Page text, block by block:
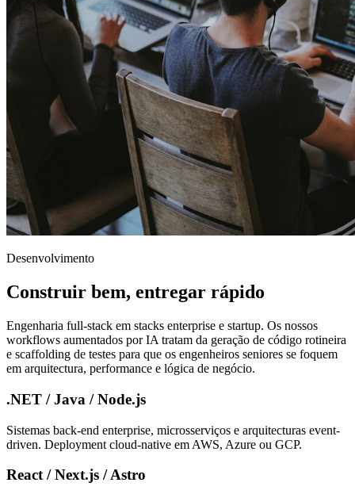
Desenvolvimento
Construir bem, entregar rápido
Engenharia full-stack em stacks enterprise e startup. Os nossos
workflows aumentados por IA tratam da geração de código rotineira
e scaffolding de testes para que os engenheiros seniores se foquem
em arquitectura, performance e lógica de negócio.
.NET / Java / Node.js
Sistemas back-end enterprise, microsserviços e arquitecturas event-
driven. Deployment cloud-native em AWS, Azure ou GCP.
React / Next.js / Astro